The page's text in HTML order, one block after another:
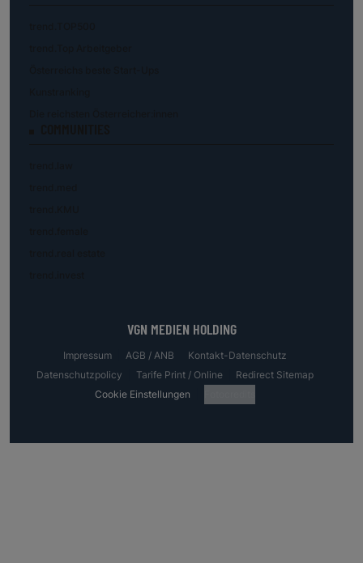
VGN MEDIEN HOLDING
Impressum AGB / ANB
Kontakt-Datenschutz
Datenschutzpolicy
Tarife Print / Online
Redirect Sitemap
Cookie Einstellungen